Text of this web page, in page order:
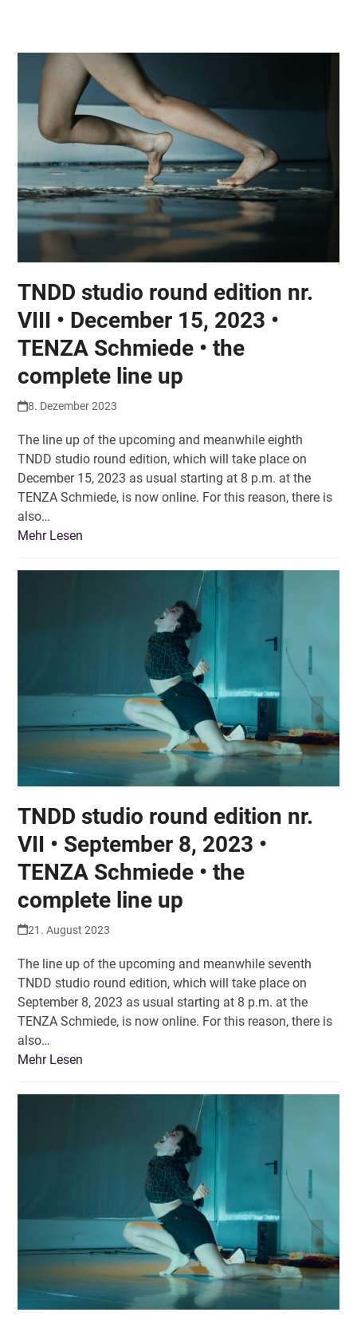
menu
menu
TNDD studio round edition nr.
VIII • December 15, 2023 •
TENZA Schmiede • the
complete line up
8. Dezember 2023
The line up of the upcoming and meanwhile eighth
TNDD studio round edition, which will take place on
December 15, 2023 as usual starting at 8 p.m. at the
TENZA Schmiede, is now online. For this reason, there is
also…
Mehr Lesen
TNDD studio round edition nr.
VII • September 8, 2023 •
TENZA Schmiede • the
complete line up
21. August 2023
The line up of the upcoming and meanwhile seventh
TNDD studio round edition, which will take place on
September 8, 2023 as usual starting at 8 p.m. at the
TENZA Schmiede, is now online. For this reason, there is
also…
Mehr Lesen